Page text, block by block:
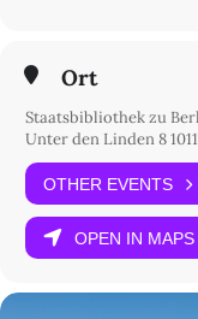
Ort
Staatsbibliothek zu
Unter den Linden 8
OTHER EVENTS
OPEN IN MAPS